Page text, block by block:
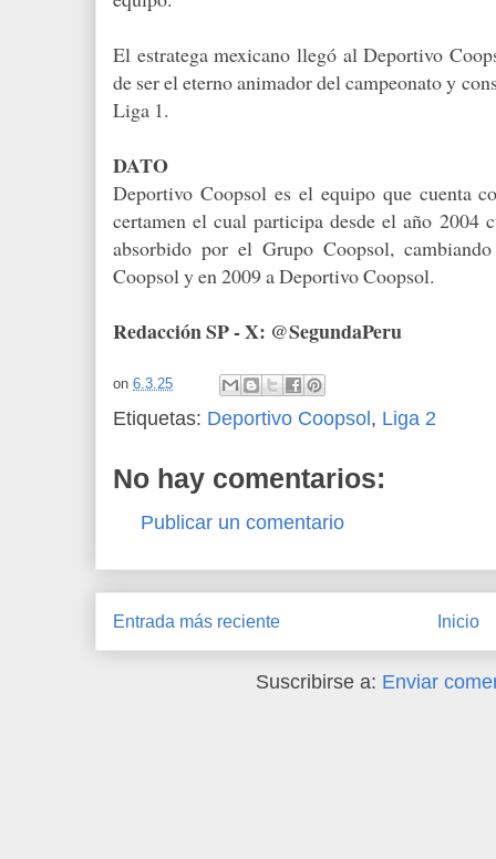
El estratega mexicano llegó al Deportivo
de ser el eterno animador del campeonato y
Liga 1.
DATO
Deportivo Coopsol es el equipo que cuenta
certamen el cual participa desde el año 2004
absorbido por el Grupo Coopsol,
Coopsol y en 2009 a Deportivo Coopsol.
Redacción SP - X: @SegundaPeru
on 6.3.25
Etiquetas: Deportivo Coopsol, Liga 2
No hay comentarios:
Publicar un comentario
Entrada más reciente Inicio
Suscribirse a: Enviar